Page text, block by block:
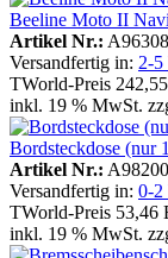
Beeline Moto II
Artikel Nr.:
Versandfertig in: 2-5
TWorld-Preis
inkl. 19 % MwSt.
Bordsteckdose (nur
Artikel Nr.:
Versandfertig in: 0-2
TWorld-Preis 53,46
inkl. 19 % MwSt.